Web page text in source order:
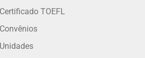
Certificado TOEFL
Convênios
Unidades